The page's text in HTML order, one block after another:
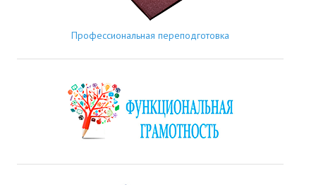
Профессиональная переподготовка